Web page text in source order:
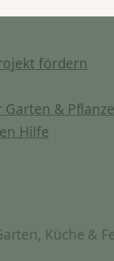
fördern
&
Hilfe
Küche &